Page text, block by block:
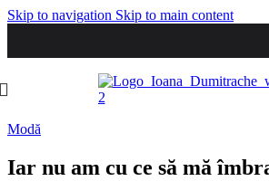
Skip to navigation Skip to main content
Modă
Iar nu am cu ce să mă